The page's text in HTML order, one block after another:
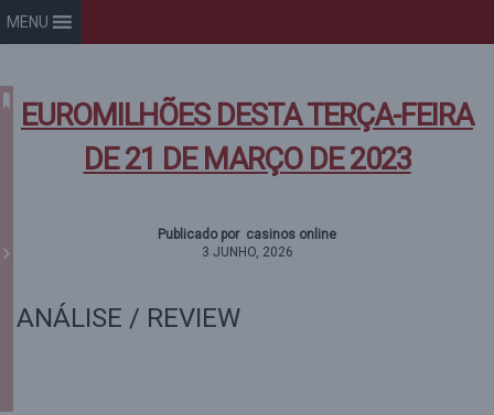
MENU
EUROMILHÕES DESTA TERÇA-FEIRA
DE 21 DE MARÇO DE 2023
Publicado por casinos online
3 JUNHO, 2026
ANÁLISE / REVIEW